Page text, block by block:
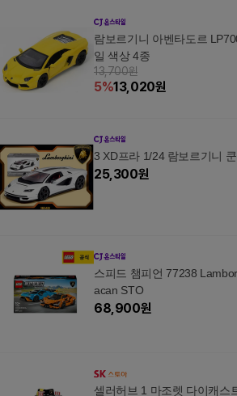
람보르기니 아벤타도르
일 색상 4종
13,700원
5%13,020원
3 XD프라 1/24 람보르기니
25,300원
스피드 챔피언 77238
acan STO
68,900원
셀러허브 1 마조렛 다이캐스